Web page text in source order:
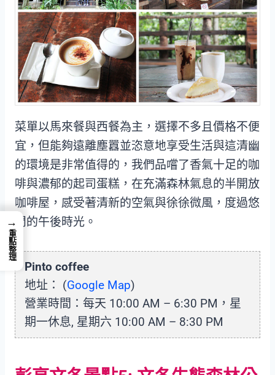
菜單以馬來餐與西餐為主，選擇不多且價格不便
宜，但能夠遠離塵囂並恣意地享受生活與這清幽
的環境是非常值得的，我們品嚐了香氣十足的咖
啡與濃郁的起司蛋糕，在充滿森林氣息的半開放
咖啡屋，感受著清新的空氣與徐徐微風，度過悠
閒的午後時光。
Pinto coffee
地址： (Google Map)
營業時間：每天 10:00 AM – 6:30 PM，星
期一休息, 星期六 10:00 AM – 8:30 PM
→
重點整理